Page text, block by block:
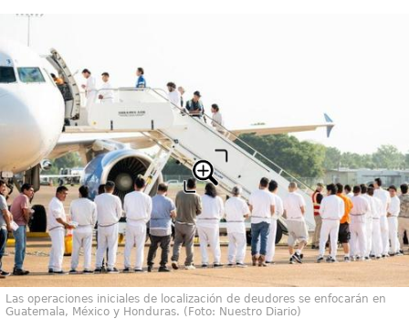
Las operaciones iniciales de localización de deudores se enfocarán en
Guatemala, México y Honduras. (Foto: Nuestro Diario)